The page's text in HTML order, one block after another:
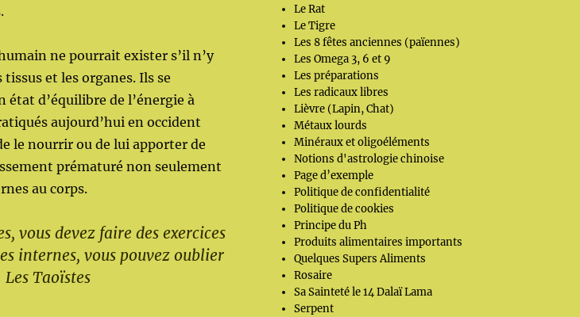
ne pourrait exister s’il n’y
et les organes. Ils se
d’équilibre de l’énergie à
aujourd’hui en occident
le nourrir ou de lui apporter de
prématuré non seulement
au corps.
vous devez faire des exercices
internes, vous pouvez oublier
Taoïstes
Le Rat
Le Tigre
Les 8 fêtes anciennes (païennes)
Les Omega 3, 6 et 9
Les préparations
Les radicaux libres
Lièvre (Lapin, Chat)
Métaux lourds
Minéraux et oligoéléments
Notions d'astrologie chinoise
Page d’exemple
Politique de confidentialité
Politique de cookies
Principe du Ph
Produits alimentaires importants
Quelques Supers Aliments
Rosaire
Sa Sainteté le 14 Dalaï Lama
Serpent